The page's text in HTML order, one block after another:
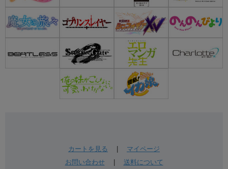
カートを見る
マイページ
お問い合わせ| 送料について